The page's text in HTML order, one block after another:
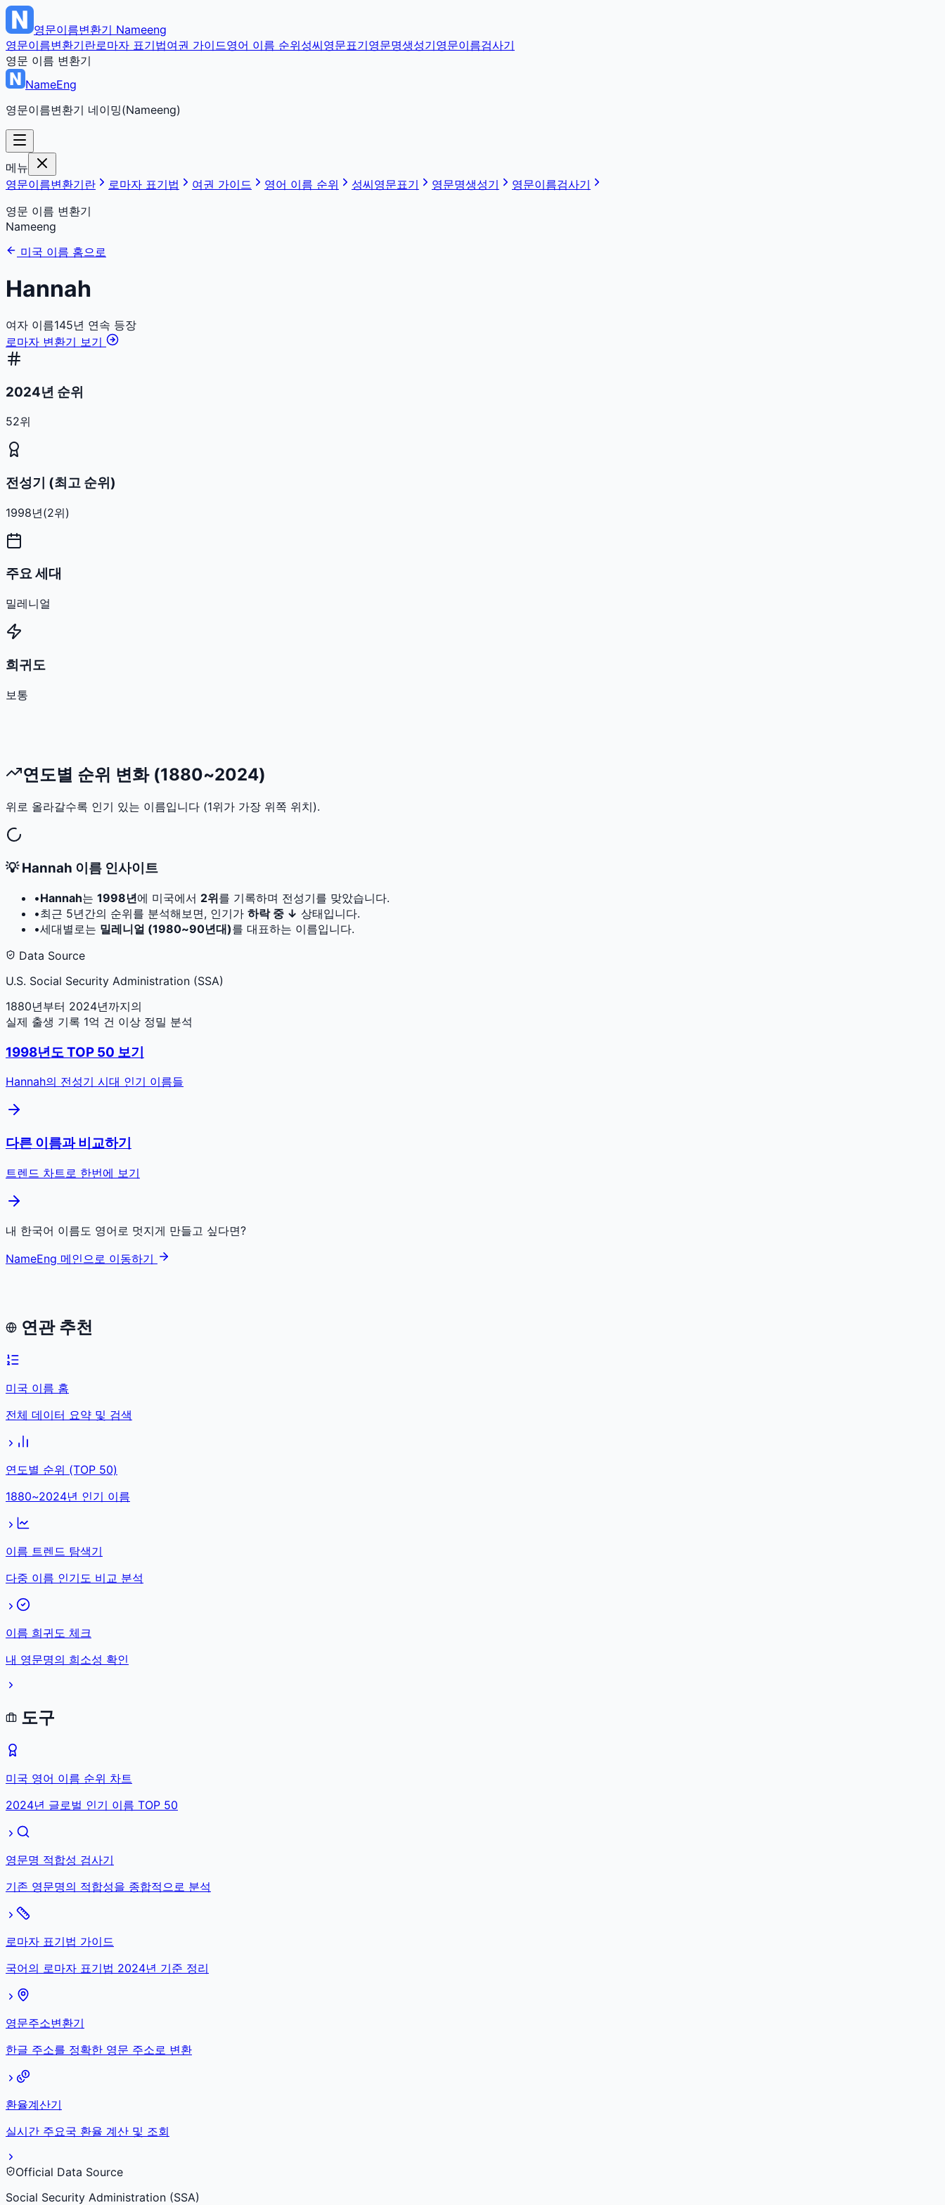
영문이름변환기 Nameeng
영문이름변환기란로마자 표기법여권 가이드영어 이름 순위성씨영문표기영문명생성기영문이름검사기
영문 이름 변환기
NameEng
영문이름변환기 네이밍(Nameeng)
메뉴
영문이름변환기란
로마자 표기법 여권 가이드 영어 이름 순위 성씨영문표기 영문명생성기
영문이름검사기
영문 이름 변환기
Nameeng
미국 이름 홈으로
Hannah
여자 이름145년 연속 등장
로마자 변환기 보기
2024년 순위
52위
전성기 (최고 순위)
1998년(2위)
주요 세대
밀레니얼
희귀도
보통
연도별 순위 변화 (1880~2024)
위로 올라갈수록 인기 있는 이름입니다 (1위가 가장 위쪽 위치).
💡Hannah 이름 인사이트
•Hannah는 1998년에 미국에서 2위를 기록하며 전성기를 맞았습니다.
•최근 5년간의 순위를 분석해보면, 인기가 하락 중 ↓ 상태입니다.
•세대별로는 밀레니얼 (1980~90년대)를 대표하는 이름입니다.
Data Source
U.S. Social Security Administration (SSA)
1880년부터 2024년까지의
실제 출생 기록 1억 건 이상 정밀 분석
1998년도 TOP 50 보기
Hannah의 전성기 시대 인기 이름들
다른 이름과 비교하기
트렌드 차트로 한번에 보기
내 한국어 이름도 영어로 멋지게 만들고 싶다면?
NameEng 메인으로 이동하기
연관 추천
미국 이름 홈
전체 데이터 요약 및 검색
연도별 순위 (TOP 50)
1880~2024년 인기 이름
이름 트렌드 탐색기
다중 이름 인기도 비교 분석
이름 희귀도 체크
내 영문명의 희소성 확인
도구
미국 영어 이름 순위 차트
2024년 글로벌 인기 이름 TOP 50
영문명 적합성 검사기
기존 영문명의 적합성을 종합적으로 분석
로마자 표기법 가이드
국어의 로마자 표기법 2024년 기준 정리
영문주소변환기
한글 주소를 정확한 영문 주소로 변환
환율계산기
실시간 주요국 환율 계산 및 조회
Official Data Source
Social Security Administration (SSA)